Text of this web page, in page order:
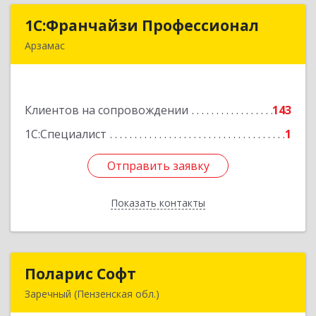
1С:Франчайзи Профессионал
Арзамас
Клиентов на сопровождении
143
1С:Специалист
1
Отправить заявку
Показать контакты
1С:Франчайзи Профессионал
Подробнее
Отправить заявку
Назад
Поларис Софт
Заречный (Пензенская обл.)